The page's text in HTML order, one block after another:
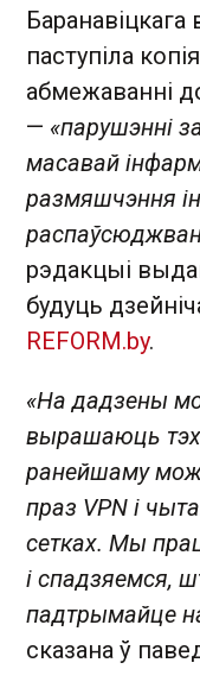
паступіла
абмежаванні
— «парушэнні
масавай
размяшчэння
рэдакцыі
будуць
REFORM.by.
«На дадзены
вырашаюць
ранейшаму
праз VPN і
сетках. Мы
і спадзяемся,
падтрымайце
сказана ў